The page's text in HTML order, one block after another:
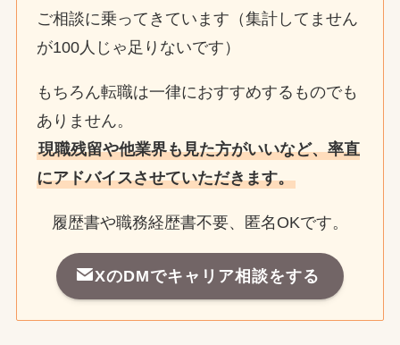
ご相談に乗ってきています（集計してません
が100人じゃ足りないです）
もちろん転職は一律におすすめするものでも
ありません。
現職残留や他業界も見た方がいいなど、率直
にアドバイスさせていただきます。
履歴書や職務経歴書不要、匿名OKです。
XのDMでキャリア相談をする